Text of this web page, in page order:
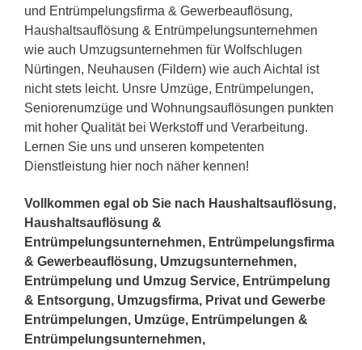
und Entrümpelungsfirma & Gewerbeauflösung,
Haushaltsauflösung & Entrümpelungsunternehmen
wie auch Umzugsunternehmen für Wolfschlugen
Nürtingen, Neuhausen (Fildern) wie auch Aichtal ist
nicht stets leicht. Unsre Umzüge, Entrümpelungen,
Seniorenumzüge und Wohnungsauflösungen punkten
mit hoher Qualität bei Werkstoff und Verarbeitung.
Lernen Sie uns und unseren kompetenten
Dienstleistung hier noch näher kennen!
Vollkommen egal ob Sie nach Haushaltsauflösung,
Haushaltsauflösung &
Entrümpelungsunternehmen, Entrümpelungsfirma
& Gewerbeauflösung, Umzugsunternehmen,
Entrümpelung und Umzug Service, Entrümpelung
& Entsorgung, Umzugsfirma, Privat und Gewerbe
Entrümpelungen, Umzüge, Entrümpelungen &
Entrümpelungsunternehmen,